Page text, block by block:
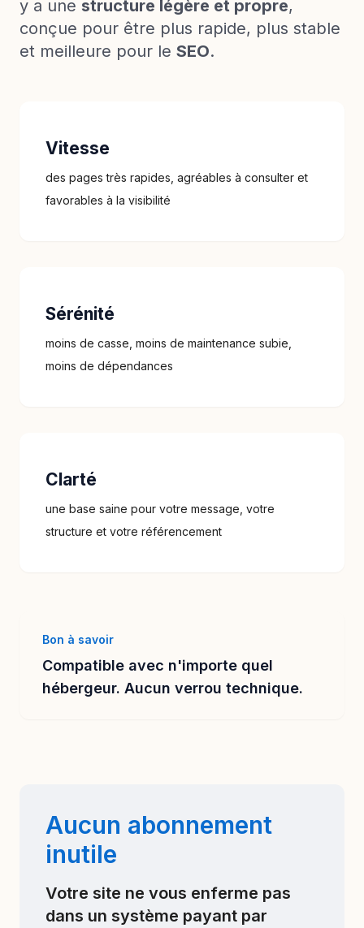
y a une structure légère et propre,
conçue pour être plus rapide, plus stable
et meilleure pour le SEO.
Vitesse
des pages très rapides, agréables à consulter et
favorables à la visibilité
Sérénité
moins de casse, moins de maintenance subie,
moins de dépendances
Clarté
une base saine pour votre message, votre
structure et votre référencement
Bon à savoir
Compatible avec n'importe quel
hébergeur. Aucun verrou technique.
Aucun abonnement
inutile
Votre site ne vous enferme pas
dans un système payant par